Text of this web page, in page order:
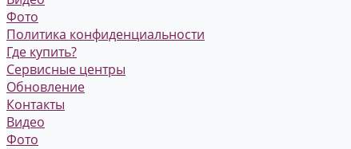
Фото
Политика конфиденциальности
Где купить?
Сервисные центры
Обновление
Контакты
Видео
Фото